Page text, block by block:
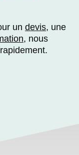
un devis, une
, nous